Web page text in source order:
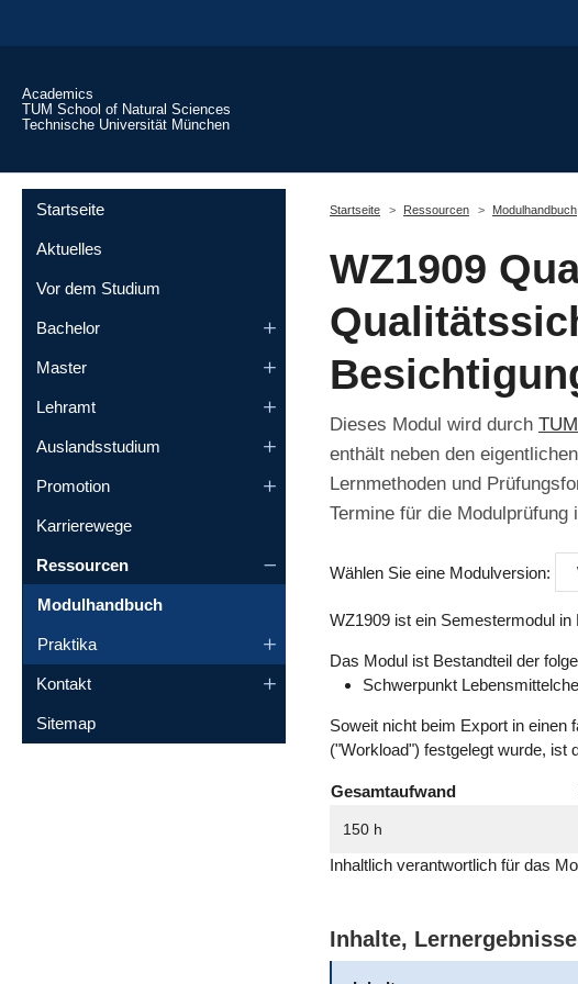
Academics
TUM School of Natural Sciences
Technische Universität München
Startseite
Aktuelles
Vor dem Studium
Bachelor
Master
Lehramt
Auslandsstudium
Promotion
Karrierewege
Ressourcen
Modulhandbuch
Praktika
Kontakt
Sitemap
Startseite
Ressourcen Modulhandbuch
WZ1909
Dieses Modul wird durch
enthält neben den
Lernmethoden und
Termine für die
Wählen Sie eine Modulversion:
WZ1909 ist ein Semestermodul
Das Modul ist Bestandteil der
Schwerpunkt
Soweit nicht beim Export in einen
("Workload") festgelegt wurde, ist
Gesamtaufwand
150 h
Inhaltlich verantwortlich für das
Inhalte,